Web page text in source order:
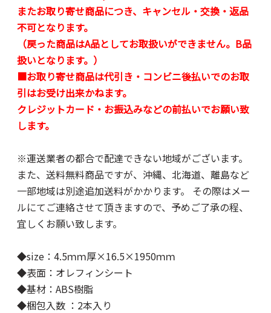
またお取り寄せ商品につき、キャンセル・交換・返品
不可となります。
（戻った商品はA品としてお取扱いができません。B品
扱いとなります。）
■お取り寄せ商品は代引き・コンビニ後払いでのお取
引はお受け出来かねます。
クレジットカード・お振込みなどの前払いでお願い致
します。
※運送業者の都合で配達できない地域がございます。
また、送料無料商品ですが、沖縄、北海道、離島など
一部地域は別途追加送料がかかります。 その際はメー
ルにてご連絡させて頂きますので、予めご了承の程、
宜しくお願い致します。
◆size：4.5ｍｍ厚×16.5×1950ｍｍ
◆表面：オレフィンシート
◆基材：ABS樹脂
◆梱包入数 ：2本入り